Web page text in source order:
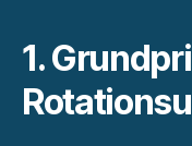
1.